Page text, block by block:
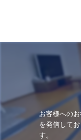
お客様への
を発信して
す。